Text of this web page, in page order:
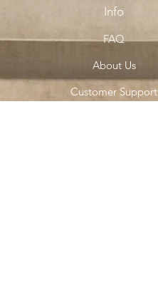
Info
FAQ
About Us
Customer Support